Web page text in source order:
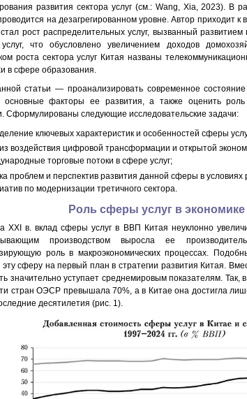
развития сектора услуг (см.: Wang, Xia, 2023). В
на дезагрегированном уровне. Автор приходит к
стал рост распределительных услуг, вызванный
что обусловлено увеличением доходов
роста сектора услуг Китая названы
в сфере образования.
статьи — проанализировать современное
основные факторы ее развития, а также оценить роль
Сформулированы следующие исследовательские задачи:
ключевых характеристик и особенностей сферы
воздействия цифровой трансформации и открытой
торговые потоки в сфере услуг;
проблем и перспектив развития данной сферы в
по модернизации третичного сектора.
Роль сферы услуг в экономике
XXI в. вклад сферы услуг в ВВП Китая неуклонно
производством выросла ее
роль в макроэкономических процессах.
сферу на первый план в стратегии развития Китая.
значительно уступает среднемировым показателям. Так,
стран ОЭСР превышала 70%, а в Китае она достигла
десятилетия (рис. 1).